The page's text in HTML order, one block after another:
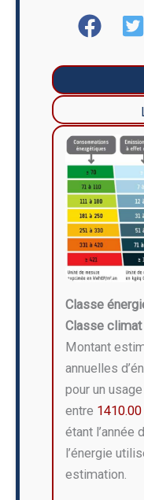
Classe
Classe
Montant
annuelles
pour un
entre
étant l’année
l’énergie
estimation.